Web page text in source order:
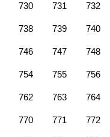
730 731 732
738 739 740
746 747 748
754 755 756
762 763 764
770 771 772